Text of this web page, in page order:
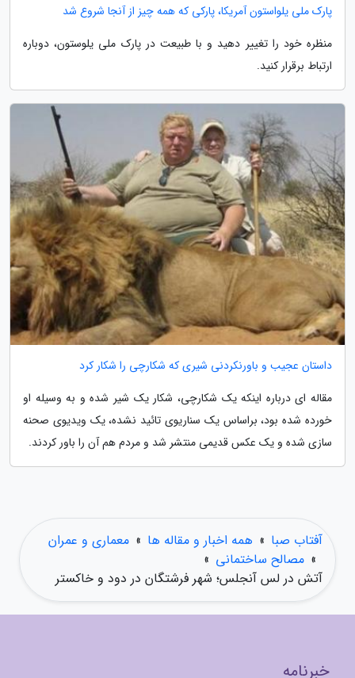
پارک ملی یلواستون آمریکا، پارکی که همه چیز از آنجا شروع شد
منظره خود را تغییر دهید و با طبیعت در پارک ملی یلوستون، دوباره
ارتباط برقرار کنید.
داستان عجیب و باورنکردنی شیری که شکارچی را شکار کرد
مقاله ای درباره اینکه یک شکارچی، شکار یک شیر شده و به وسیله او
خورده شده بود، براساس یک سناریوی تائید نشده، یک ویدیوی صحنه
سازی شده و یک عکس قدیمی منتشر شد و مردم هم آن را باور کردند.
آفتاب صبا » همه اخبار و مقاله ها » معماری و عمران
» مصالح ساختمانی »
آتش در لس آنجلس؛ شهر فرشتگان در دود و خاکستر
خبرنامه